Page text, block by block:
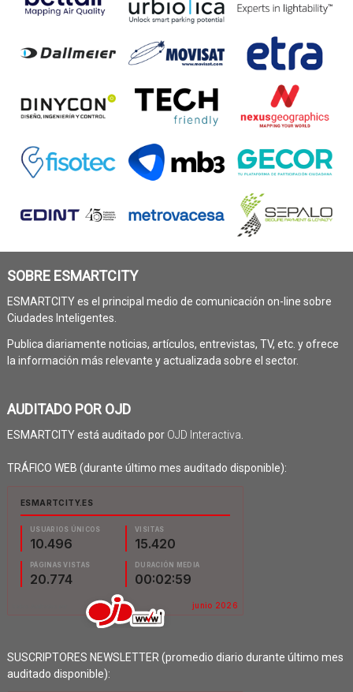
SOBRE ESMARTCITY
ESMARTCITY es el principal medio de comunicación on-line sobre
Ciudades Inteligentes.
Publica diariamente noticias, artículos, entrevistas, TV, etc. y ofrece
la información más relevante y actualizada sobre el sector.
AUDITADO POR OJD
ESMARTCITY está auditado por OJD Interactiva
TRÁFICO WEB (durante último mes auditado disponible):
SUSCRIPTORES NEWSLETTER (promedio diario durante último mes
auditado disponible):